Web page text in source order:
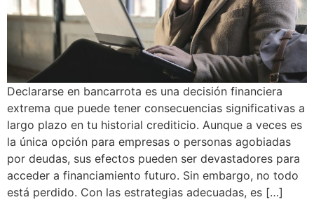
Declararse en bancarrota es una decisión financiera
extrema que puede tener consecuencias significativas a
largo plazo en tu historial crediticio. Aunque a veces es
la única opción para empresas o personas agobiadas
por deudas, sus efectos pueden ser devastadores para
acceder a financiamiento futuro. Sin embargo, no todo
está perdido. Con las estrategias adecuadas, es […]